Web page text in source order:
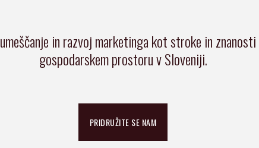
in razvoj marketinga kot stroke in
gospodarskem prostoru v Sloveniji.
PRIDRUŽITE SE NAM